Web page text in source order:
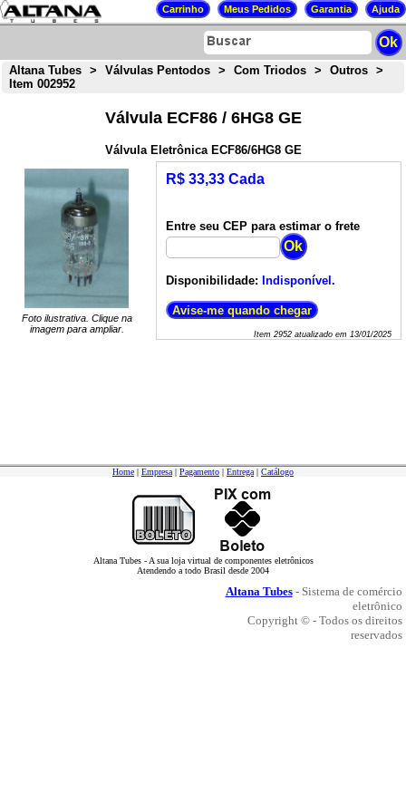
Altana Tubes > Válvulas Pentodos > Com Triodos > Outros
>
Item 002952
Válvula ECF86 / 6HG8 GE
Válvula Eletrônica ECF86/6HG8 GE
Foto ilustrativa. Clique na
imagem para ampliar.
R$ 33,33 Cada
Entre seu CEP para estimar o frete
Disponibilidade: Indisponível.
Item 2952atualizado em 13/01/2025
Home | Empresa | Pagamento | Entrega | Catálogo
Altana Tubes - A sua loja virtual de componentes eletrônicos
Atendendo a todo Brasil desde 2004
Altana Tubes- Sistema de comércio
eletrônico
Copyright © - Todos os direitos
reservados